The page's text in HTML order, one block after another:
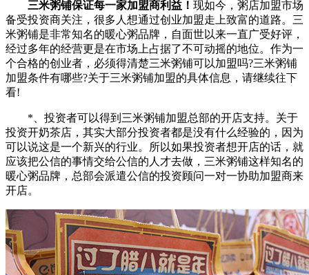
三米粥铺保证每一家加盟商利益！ 现如今，粥店加盟市场
备受投资商关注，很多人想通过创业加盟走上致富的道路。三
米粥铺是非常知名的暖心粥品牌，自面世以来一直广受好评，
经过多年的经营更是在市场上占据了不可动摇的地位。作为一
个合格的创业者，必须得清楚三米粥铺可以加盟吗?三米粥铺
加盟条件有哪些?关于三米粥铺加盟的具体信息，请继续往下
看!
*、投资者可以得到三米粥铺加盟总部的开店支持。关于
投资开奶茶店，其实大部分投资者都是没有什么经验的，因为
可以说这是一个新兴的行业。所以如果投资者想开店的话，就
应该把公信的事情交给公信的人才去做，三米粥铺这样知名的
暖心粥品牌，总部会派遣公信的投资顾问一对一协助加盟商来
开店。